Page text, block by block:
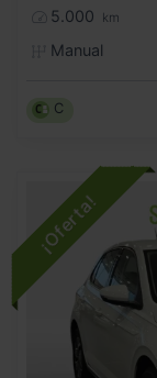
5.000 km
Manual
C